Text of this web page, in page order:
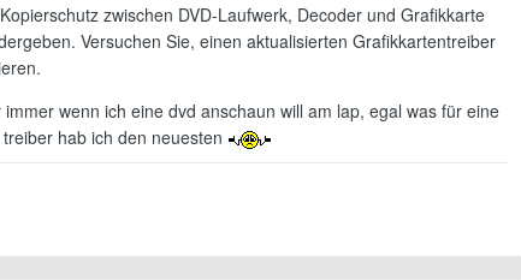
zwischen DVD-Laufwerk, Decoder und Grafikkarte
Versuchen Sie, einen aktualisierten Grafikkartentreiber
immer wenn ich eine dvd anschaun will am lap, egal was für eine
hab ich den neuesten